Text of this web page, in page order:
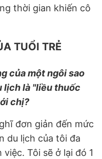
thời gian khiến cô
TUỔI TRẺ
của một ngôi sao
lịch là "liều thuốc
chị?
đơn giản đến mức
du lịch của tôi đa
Tôi sẽ ở lại đó 1